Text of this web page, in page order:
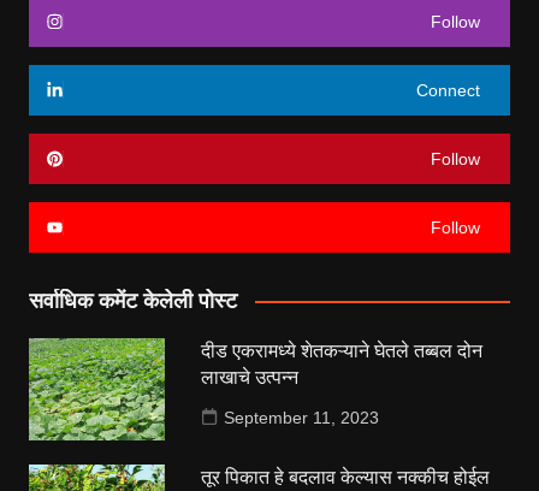
Follow
Connect
Follow
Follow
सर्वाधिक कमेंट केलेली पोस्ट
दीड एकरामध्ये शेतकऱ्याने घेतले तब्बल दोन
लाखाचे उत्पन्न
September 11, 2023
तूर पिकात हे बदलाव केल्यास नक्कीच होईल